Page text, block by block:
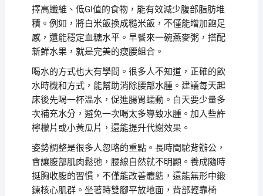
擇高纖維、低GI值的食物，能有效減少腹部脂肪堆
積。例如，將白米飯換成糙米飯，不僅能增加飽足
感，還能穩定血糖水平。早餐來一碗燕麥粥，搭配
新鮮水果，就是完美的瘦腰組合。
喝水的方式也大有學問。很多人不知道，正確的飲
水時機和方式，能幫助消除腰部水腫。建議每天起
床後先喝一杯溫水，促進腸胃蠕動。白天要少量多
次補充水分，避免一次喝太多導致水腫。加入些許
檸檬片或小黃瓜片，還能提升代謝效果。
姿勢調整是很多人忽略的重點。長時間駝背辦公，
會讓腹部肌肉鬆弛，腰線自然就不明顯。養成隨時
挺胸收腹的習慣，不僅能改善體態，還能無形中鍛
鍊核心肌群。坐著時雙腳平放地面，背部輕靠椅